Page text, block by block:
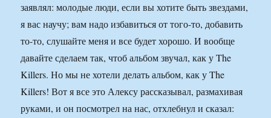
заявлял: молодые люди, если вы хотите быть звездами,
я вас научу; вам надо избавиться от того-то, добавить
то-то, слушайте меня и все будет хорошо. И вообще
давайте сделаем так, чтоб альбом звучал, как у The
Killers. Но мы не хотели делать альбом, как у The
Killers! Вот я все это Алексу рассказывал, размахивая
руками, и он посмотрел на нас, отхлебнул и сказал: